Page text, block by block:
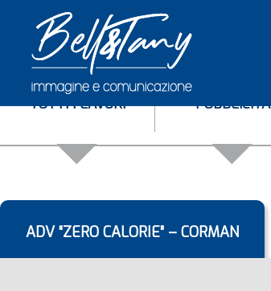
TUTTI I LAVORI PUBBLICITÀ
ADV “ZERO CALORIE” – CORMAN